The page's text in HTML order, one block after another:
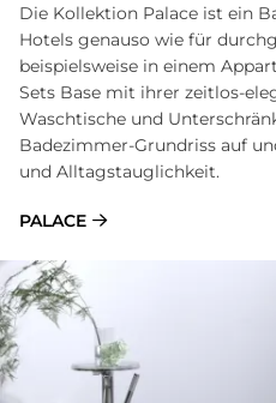
Die Kollektion Palace ist ein
Hotels genauso wie für
beispielsweise in einem
Sets Base mit ihrer zeitlos-
Waschtische und
Badezimmer-Grundriss auf
und Alltagstauglichkeit.
PALACE